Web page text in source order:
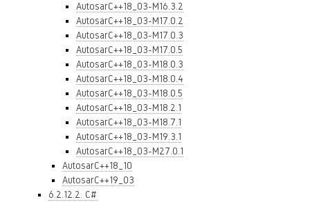
AutosarC++18_03-M16.3.2
AutosarC++18_03-M17.0.2
AutosarC++18_03-M17.0.3
AutosarC++18_03-M17.0.5
AutosarC++18_03-M18.0.3
AutosarC++18_03-M18.0.4
AutosarC++18_03-M18.0.5
AutosarC++18_03-M18.2.1
AutosarC++18_03-M18.7.1
AutosarC++18_03-M19.3.1
AutosarC++18_03-M27.0.1
AutosarC++18_10
AutosarC++19_03
6.2.12.2. C#